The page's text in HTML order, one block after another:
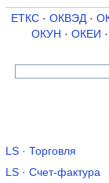
ЕТКС · ОКВЭД·
ОКУН · ОКЕИ ·
LS · Торговля
LS · Счет-фактура